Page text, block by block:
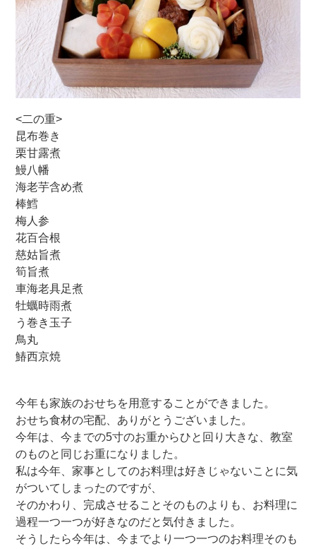
<二の重>
昆布巻き
栗甘露煮
鰻八幡
海老芋含め煮
棒鱈
梅人参
花百合根
慈姑旨煮
筍旨煮
車海老具足煮
牡蠣時雨煮
う巻き玉子
鳥丸
鰆西京焼
今年も家族のおせちを用意することができました。
おせち食材の宅配、ありがとうございました。
今年は、今までの5寸のお重からひと回り大きな、教室
のものと同じお重になりました。
私は今年、家事としてのお料理は好きじゃないことに気
がついてしまったのですが、
そのかわり、完成させることそのものよりも、お料理に
過程一つ一つが好きなのだと気付きました。
そうしたら今年は、今までより一つ一つのお料理そのも